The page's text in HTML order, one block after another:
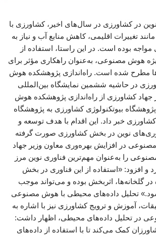
در کشاورزی در سال‌های اخیر، کشاورزی با
تغییرات اقلیمی، کاهش منابع آب و نیاز به
بوده است. در این راستا، استفاده از
هوش مصنوعی، به‌عنوان راهکاری مؤثر برای
مطرح شده است. راه‌اندازی پژوهشکده هوش
در حاشیه ششمین نمایشگاه بین‌المللی
جهاد کشاورزی از راه‌اندازی پژوهشکده هوش
بیوتکنولوژی کشاورزی به پژوهشگاه
خبر داد. این اقدام با هدف توسعه و
نوین در بخش کشاورزی صورت گرفته
در افزایش بهره‌وری معاون وزیر جهاد
را به‌عنوان مهم‌ترین فناوری نوین مرز
و افزود: «استفاده از این فناوری در بخش
در گلخانه‌ها، اثربخش بوده و می‌تواند موجب
تحلیل داده‌های محیطی با هوش مصنوعی
آموزش و ترویج کشاورزی نیز با اشاره به
در تحلیل داده‌های محیطی، اظهار داشت:
کمک می‌کند تا با استفاده از داده‌های